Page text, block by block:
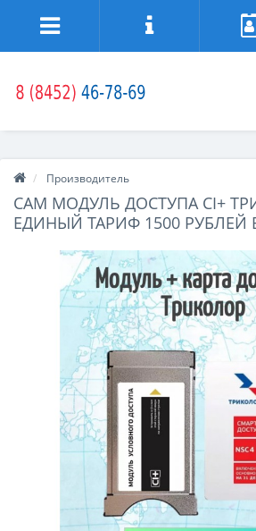
Производитель
CAM МОДУЛЬ ДОСТУПА CI+
ЕДИНЫЙ ТАРИФ 1500 РУБЛЕЙ